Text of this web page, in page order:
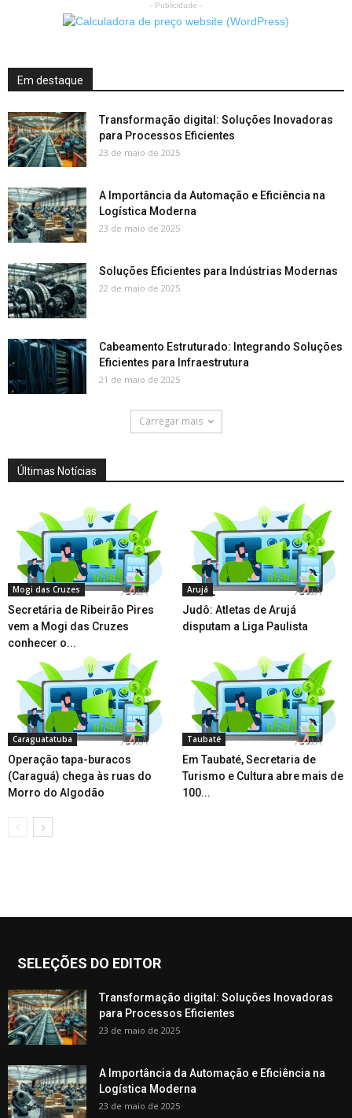
- Publicidade -
Em destaque
Transformação digital: Soluções Inovadoras
para Processos Eficientes
23 de maio de 2025
A Importância da Automação e Eficiência na
Logística Moderna
23 de maio de 2025
Soluções Eficientes para Indústrias Modernas
22 de maio de 2025
Cabeamento Estruturado: Integrando Soluções
Eficientes para Infraestrutura
21 de maio de 2025
Carregar mais
Últimas Notícias
Mogi das Cruzes
Secretária de Ribeirão Pires
vem a Mogi das Cruzes
conhecer o...
Arujá
Judô: Atletas de Arujá
disputam a Liga Paulista
Caraguatatuba
Operação tapa-buracos
(Caraguá) chega às ruas do
Morro do Algodão
Taubaté
Em Taubaté, Secretaria de
Turismo e Cultura abre mais de
100...
SELEÇÕES DO EDITOR
Transformação digital: Soluções Inovadoras
para Processos Eficientes
23 de maio de 2025
A Importância da Automação e Eficiência na
Logística Moderna
23 de maio de 2025